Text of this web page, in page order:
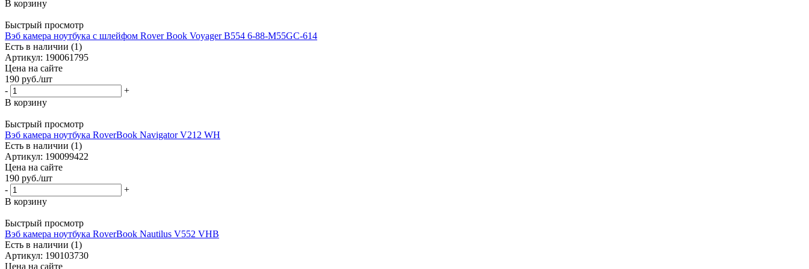
В корзину
Быстрый просмотр
Вэб камера ноутбука с шлейфом Rover Book Voyager B554 6-88-M55GC-614
Есть в наличии (1)
Артикул: 190061795
Цена на сайте
190 руб./шт
-
+
В корзину
Быстрый просмотр
Вэб камера ноутбука RoverBook Navigator V212 WH
Есть в наличии (1)
Артикул: 190099422
Цена на сайте
190 руб./шт
-
+
В корзину
Быстрый просмотр
Вэб камера ноутбука RoverBook Nautilus V552 VHB
Есть в наличии (1)
Артикул: 190103730
Цена на сайте